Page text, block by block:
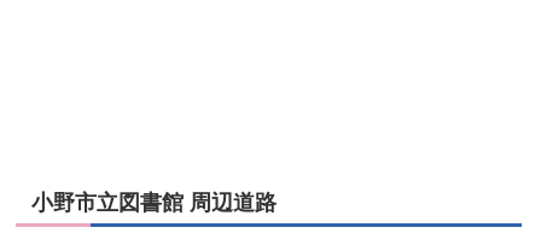
小野市立図書館 周辺道路